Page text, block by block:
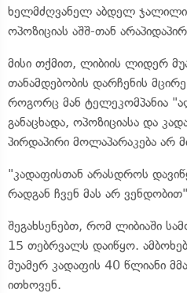
ხელმძღვანელ აბდელ
ოპოზიციას აშშ-თან
მისი თქმით, ლიბიის ლიდერ
თანამდებობის დარჩენის
როგორც მან ტელეკომპანია
განაცხადა, ოპოზიციასა და
პირდაპირი მოლაპარაკება არ
"კადაფისთან არასდროს
რადგან ჩვენ მას არ
შეგახსენებთ, რომ ლიბიაში
15 თებრვალს დაიწყო.
მუამერ კადაფის 40 წლიანი
ითხოვენ.